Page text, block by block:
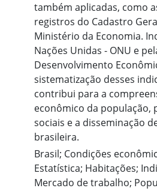
também aplicadas, como
registros do Cadastro
Ministério da Economia.
Nações Unidas - ONU e
Desenvolvimento
sistematização desses
contribui para a
econômico da
sociais e a disseminação
brasileira.
Brasil; Condições
Estatística; Habitações;
Mercado de trabalho;